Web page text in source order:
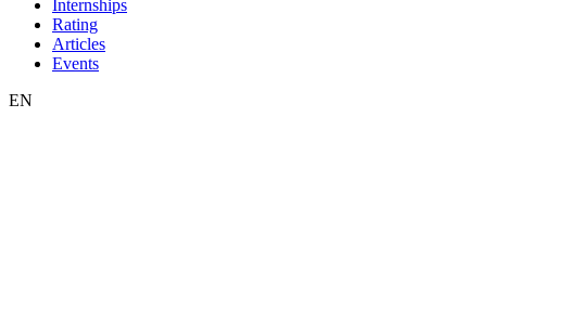
Internships
Rating
Articles
Events
EN